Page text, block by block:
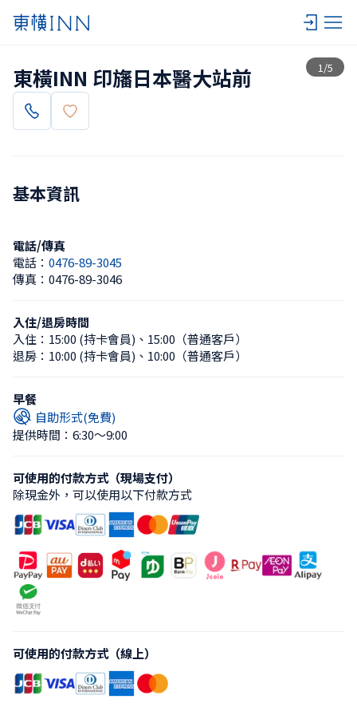
1 /5
查看一覽
東橫INN 印旛日本醫大站前
基本資訊
電話/傳真
電話： 0476-89-3045
傳真： 0476-89-3046
入住/退房時間
入住： 15:00 (持卡會員) 、 15:00（普通客戶）
退房： 10:00 (持卡會員) 、 10:00（普通客戶）
早餐
自助形式(免費)
提供時間：6:30〜9:00
可使用的付款方式（現場支付）
除現金外，可以使用以下付款方式
可使用的付款方式（線上）